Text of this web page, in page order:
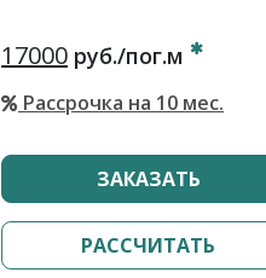
17000 руб./пог.м
Рассрочка на 10 мес.
ЗАКАЗАТЬ
РАССЧИТАТЬ